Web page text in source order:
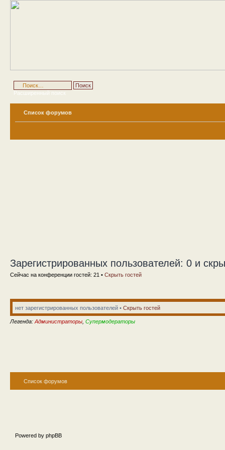
Расширенный поиск
Список форумов
Зарегистрированных пользователей: 0 и
Сейчас на конференции гостей: 21 • Скрыть гостей
нет зарегистрированных пользователей • Скрыть гостей
Легенда: Администраторы Супермодераторы
Список форумов
Powered by phpBB